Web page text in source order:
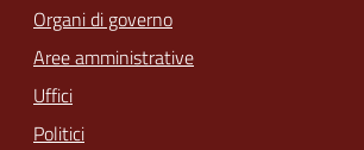
Organi di governo
Aree amministrative
Uffici
Politici